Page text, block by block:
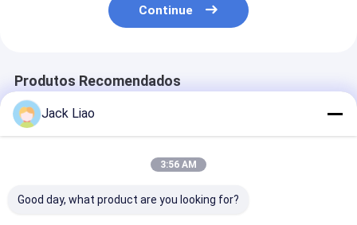
Continue
Produtos Recomendados
Jack Liao
3:56 AM
Good day, what product are you looking for?